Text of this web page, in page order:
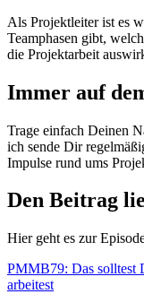
Als Projektleiter ist es
Teamphasen gibt,
die Projektarbeit
Immer auf
Trage einfach Deinen
ich sende Dir
Impulse rund ums
Den Beitrag
Hier geht es zur
PMMB79: Das solltest
arbeitest